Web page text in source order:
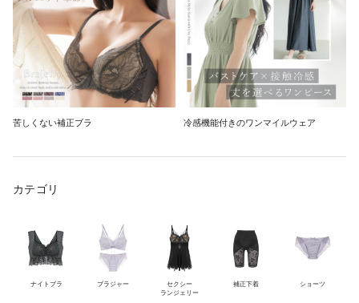
苦しくない補正ブラ 冷感機能付きのワンマイルウェア
カテゴリ
ナイトブラ ブラジャー
セクシー
ランジェリー
補正下着 ショーツ